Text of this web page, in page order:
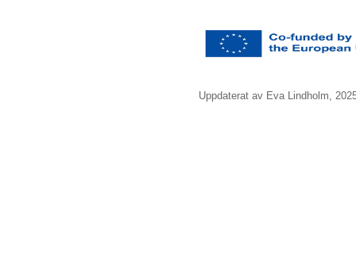
Uppdaterat av Eva Lindholm,